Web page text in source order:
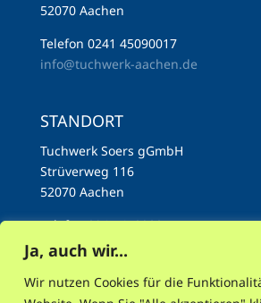
Ja, auch wir...
Wir nutzen Cookies für die
52070 Aachen
Telefon 0241 45090017
info@tuchwerk-aachen.de
STANDORT
Tuchwerk Soers gGmbH
Strüverweg 116
52070 Aachen
Telefon 0241 45090017
info@tuchwerk-aachen.de